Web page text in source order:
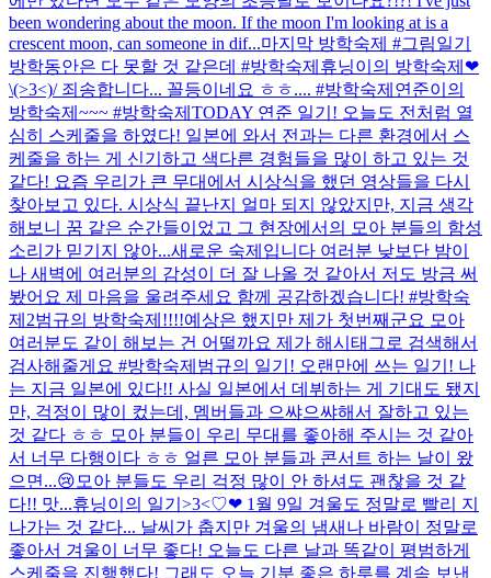
been wondering about the moon. If the moon I'm looking at is a
crescent moon, can someone in dif...마지막 방학숙제 #그림일기
방학동안은 다 못할 것 같은데 #방학숙제 휴닝이의 방학숙제❤
\(>3<)/ 죄송합니다... 꼴등이네요 ㅎㅎ.... #방학숙제 연준이의
방학숙제~~~ #방학숙제 TODAY 연준 일기! 오늘도 전처럼 열
심히 스케줄을 하였다! 일본에 와서 전과는 다른 환경에서 스
케줄을 하는 게 신기하고 색다른 경험들을 많이 하고 있는 것
같다! 요즘 우리가 큰 무대에서 시상식을 했던 영상들을 다시
찾아보고 있다. 시상식 끝난지 얼마 되지 않았지만, 지금 생각
해보니 꿈 같은 순간들이었고 그 현장에서의 모아 분들의 함성
소리가 믿기지 않아...새로운 숙제입니다 여러분 낮보단 밤이
나 새벽에 여러분의 감성이 더 잘 나올 것 같아서 저도 방금 써
봤어요 제 마음을 울려주세요 함께 공감하겠습니다! #방학숙
제2범규의 방학숙제!!!!예상은 했지만 제가 첫번째군요 모아
여러분도 같이 해보는 건 어떨까요 제가 해시태그로 검색해서
검사해줄게요 #방학숙제 범규의 일기! 오랜만에 쓰는 일기! 나
는 지금 일본에 있다!! 사실 일본에서 데뷔하는 게 기대도 됐지
만, 걱정이 많이 컸는데, 멤버들과 으쌰으쌰해서 잘하고 있는
것 같다 ㅎㅎ 모아 분들이 우리 무대를 좋아해 주시는 것 같아
서 너무 다행이다 ㅎㅎ 얼른 모아 분들과 콘서트 하는 날이 왔
으면...😢모아 분들도 우리 걱정 많이 안 하셔도 괜찮을 것 같
다!! 맛...휴닝이의 일기>3<♡❤ 1월 9일 겨울도 정말로 빨리 지
나가는 것 같다... 날씨가 춥지만 겨울의 냄새나 바람이 정말로
좋아서 겨울이 너무 좋다! 오늘도 다른 날과 똑같이 평범하게
스케줄을 진행했다! 그래도 오늘 기분 좋은 하루를 계속 보낸